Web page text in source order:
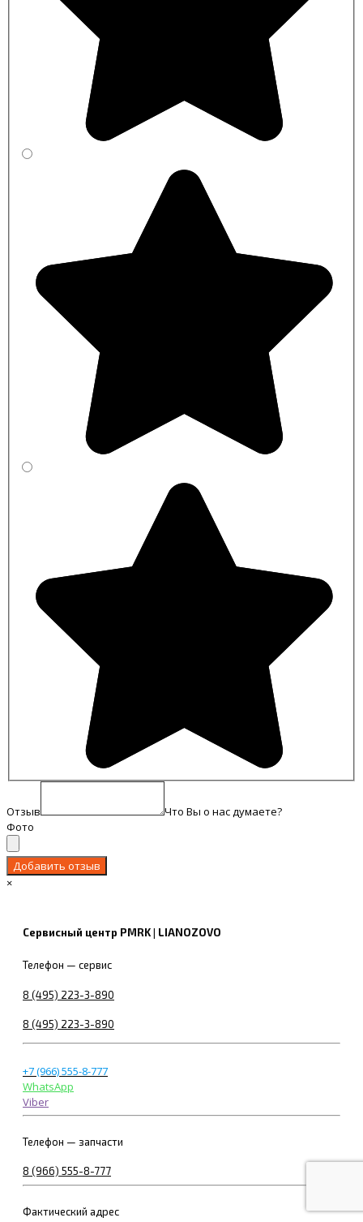
Отзыв
Что Вы о нас думаете?
Фото
×
Сервисный центр PMRK | LIANOZOVO
Телефон — сервис
8 (495) 223-3-890
8 (495) 223-3-890
+7 (966) 555-8-777
WhatsApp
Viber
Телефон — запчасти
8 (966) 555-8-777
Фактический адрес